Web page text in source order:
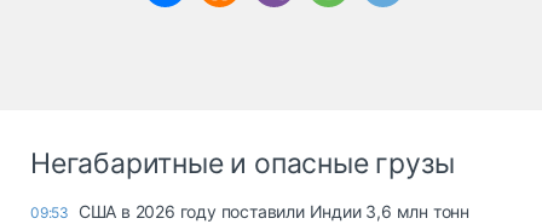
Негабаритные и опасные грузы
09:53
США в 2026 году поставили Индии 3,6 млн тонн